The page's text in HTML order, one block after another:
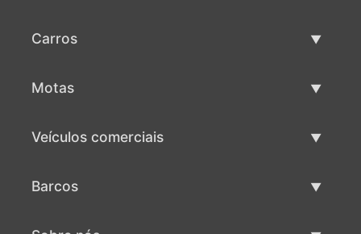
Carros
Motas
Veículos comerciais
Barcos